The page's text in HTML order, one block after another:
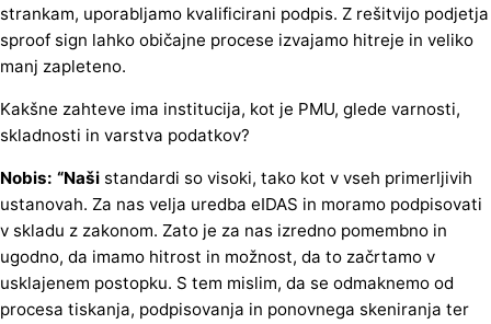
strankam, uporabljamo kvalificirani podpis. Z rešitvijo podjetja
sproof sign lahko običajne procese izvajamo hitreje in veliko
manj zapleteno.
Kakšne zahteve ima institucija, kot je PMU, glede varnosti,
skladnosti in varstva podatkov?
Nobis: “Naši standardi so visoki, tako kot v vseh primerljivih
ustanovah. Za nas velja uredba eIDAS in moramo podpisovati
v skladu z zakonom. Zato je za nas izredno pomembno in
ugodno, da imamo hitrost in možnost, da to začrtamo v
usklajenem postopku. S tem mislim, da se odmaknemo od
procesa tiskanja, podpisovanja in ponovnega skeniranja ter